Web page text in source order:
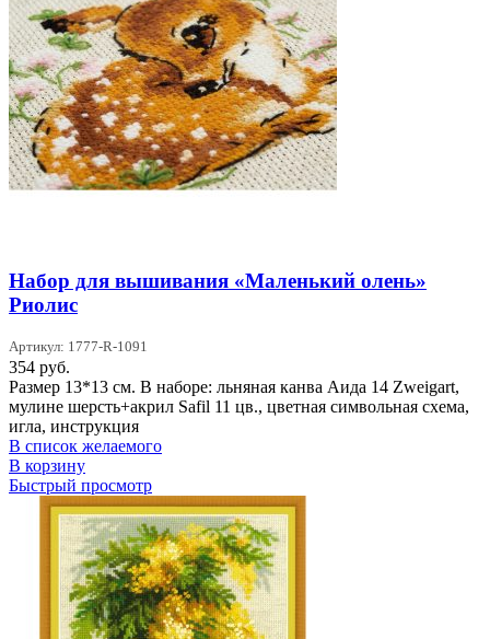
Набор для вышивания «Маленький олень»
Риолис
Артикул: 1777-R-1091
354 руб.
Размер 13*13 см. В наборе: льняная канва Аида 14 Zweigart,
мулине шерсть+акрил Safil 11 цв., цветная символьная схема,
игла, инструкция
В список желаемого
В корзину
Быстрый просмотр